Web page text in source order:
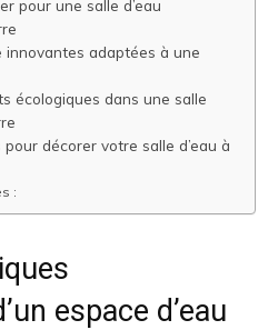
pour une salle d’eau
innovantes adaptées à une
écologiques dans une salle
décorer votre salle d’eau à
:
espace d’eau